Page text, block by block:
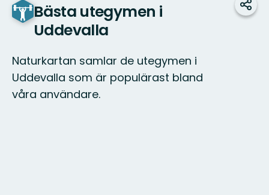
Bästa utegymen i
Uddevalla
Naturkartan samlar de utegymen i
Uddevalla som är populärast bland
våra användare.
Dela